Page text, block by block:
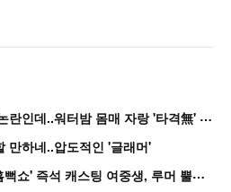
비
비, 성행위 연상 안무로 논란인데..워터밤 몸매 자랑 '타격無' 근황
만하네..압도적인 '글래머'
“
연습생 아닙니다” 싸이 '흠뻑쇼' 즉석 캐스팅 여중생, 루머 뿔났다[Oh!쎈 이...